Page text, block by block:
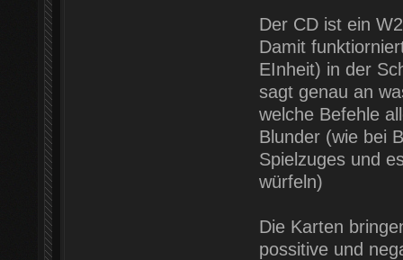
Der CD ist ein
Damit
EInheit) in der
sagt genau an
welche Befehle
Blunder (wie bei
Spielzuges und
würfeln)
Die Karten
possitive und